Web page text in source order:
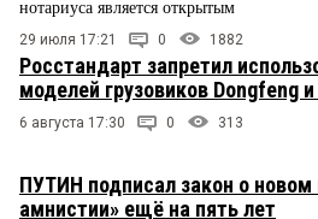
нотариуса является открытым
29 июля 17:21 0 1882
Росстандарт запретил
моделей грузовиков Dongfeng
6 августа 17:30 0 313
ПУТИН подписал закон о новом
амнистии» ещё на пять лет